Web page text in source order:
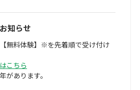
知らせ
無料体験】※を先着順で受け付け
こちら
があります。